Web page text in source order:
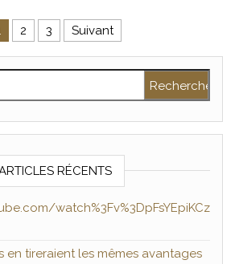
des publications
2 3 Suivant
RÉCENTS
watch%3Fv%3DpFsYEpiKCz
en tireraient les mêmes avantages